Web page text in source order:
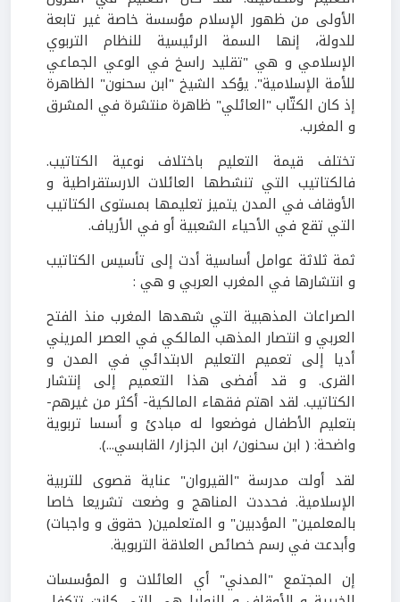
الأولى من ظهور الإسلام مؤسسة خاصة غير تابعة
للدولة، إنها السمة الرئيسية للنظام التربوي
الإسلامي و هي "تقليد راسخ في الوعي الجماعي
للأمة الإسلامية". يؤكد الشيخ "ابن سحنون" الظاهرة
إذ كان الكتّاب "العائلي" ظاهرة منتشرة في المشرق
و المغرب.
تختلف قيمة التعليم باختلاف نوعية الكتاتيب.
فالكتاتيب التي تنشطها العائلات الارستقراطية و
الأوقاف في المدن يتميز تعليمها بمستوى الكتاتيب
التي تقع في الأحياء الشعبية أو في الأرياف.
ثمة ثلاثة عوامل أساسية أدت إلى تأسيس الكتاتيب
و انتشارها في المغرب العربي و هي :
الصراعات المذهبية التي شهدها المغرب منذ الفتح
العربي و انتصار المذهب المالكي في العصر المريني
أديا إلى تعميم التعليم الابتدائي في المدن و
القرى. و قد أفضى هذا التعميم إلى إنتشار
الكتاتيب. لقد اهتم فقهاء المالكية- أكثر من غيرهم-
بتعليم الأطفال فوضعوا له مبادئ و أسسا تربوية
واضحة: ( ابن سحنون/ ابن الجزار/ القابسي...).
لقد أولت مدرسة "القيروان" عناية قصوى للتربية
الإسلامية. فحددت المناهج و وضعت تشريعا خاصا
بالمعلمين" المؤدبين" و المتعلمين( حقوق و واجبات)
وأبدعت في رسم خصائص العلاقة التربوية.
إن المجتمع "المدني" أي العائلات و المؤسسات